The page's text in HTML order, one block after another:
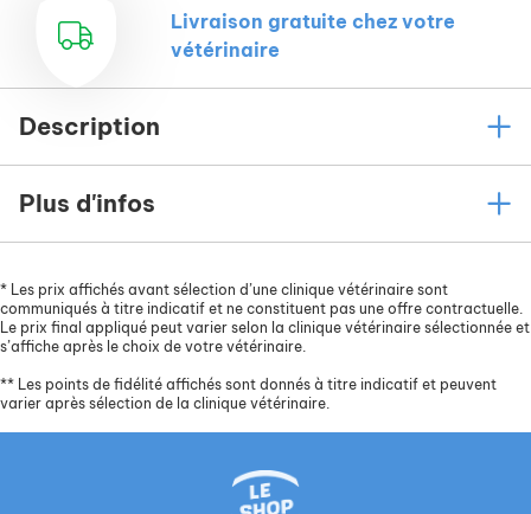
Livraison gratuite chez votre
vétérinaire
Description
Plus d'infos
* Les prix affichés avant sélection d’une clinique vétérinaire sont
communiqués à titre indicatif et ne constituent pas une offre contractuelle.
Le prix final appliqué peut varier selon la clinique vétérinaire sélectionnée et
s’affiche après le choix de votre vétérinaire.
** Les points de fidélité affichés sont donnés à titre indicatif et peuvent
varier après sélection de la clinique vétérinaire.